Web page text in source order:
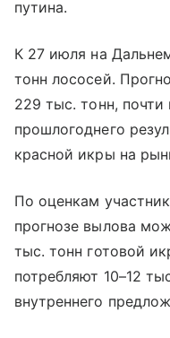
путина.
К 27 июля на
тонн лососей.
229 тыс. тонн,
прошлогоднего
красной икры на
По оценкам
прогнозе вылова
тыс. тонн готовой
потребляют 10–12
внутреннего